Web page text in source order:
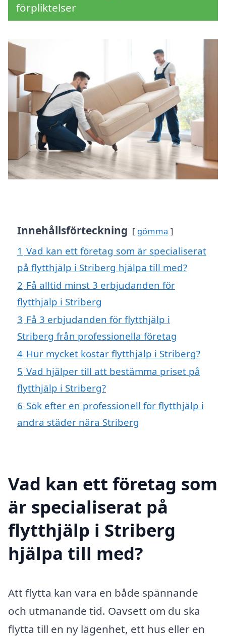
förpliktelser
Innehållsförteckning gömma
1 Vad kan ett företag som är specialiserat
på flytthjälp i Striberg hjälpa till med?
2 Få alltid minst 3 erbjudanden för
flytthjälp i Striberg
3 Få 3 erbjudanden för flytthjälp i
Striberg från professionella företag
4 Hur mycket kostar flytthjälp i Striberg?
5 Vad hjälper till att bestämma priset på
flytthjälp i Striberg?
6 Sök efter en professionell för flytthjälp i
andra städer nära Striberg
Vad kan ett företag som
är specialiserat på
flytthjälp i Striberg
hjälpa till med?
Att flytta kan vara en både spännande
och utmanande tid. Oavsett om du ska
flytta till en ny lägenhet, ett hus eller en